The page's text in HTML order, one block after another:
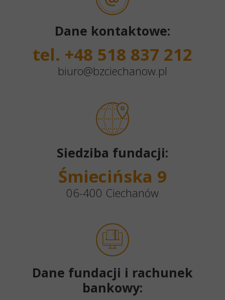
Dane fundacji i rachunek
bankowy:
Siedziba fundacji:
Śmiecińska 9
06-400 Ciechanów
Dane kontaktowe:
tel. +48 518 837 212
biuro@bzciechanow.pl